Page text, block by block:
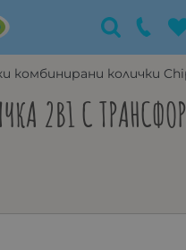
комбинирани колички
2В1 С